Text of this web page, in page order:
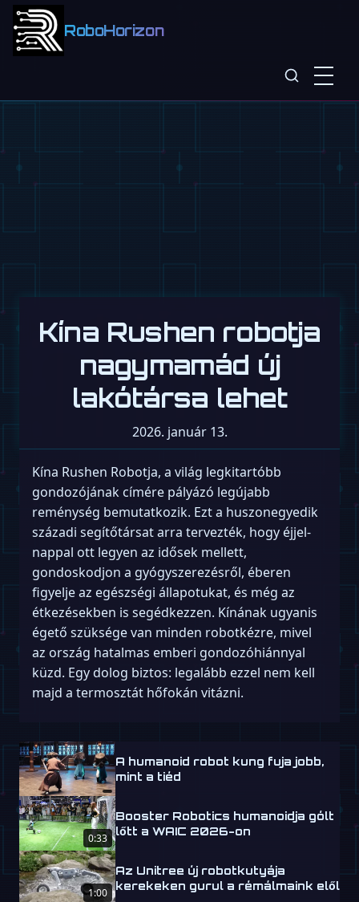
RoboHorizon
Kína Rushen robotja
nagymamád új
lakótársa lehet
2026. január 13.
Kína Rushen Robotja, a világ legkitartóbb
gondozójának címére pályázó legújabb
reménység bemutatkozik. Ezt a huszonegyedik
századi segítőtársat arra tervezték, hogy éjjel-
nappal ott legyen az idősek mellett,
gondoskodjon a gyógyszerezésről, éberen
figyelje az egészségi állapotukat, és még az
étkezésekben is segédkezzen. Kínának ugyanis
égető szüksége van minden robotkézre, mivel
az ország hatalmas emberi gondozóhiánnyal
küzd. Egy dolog biztos: legalább ezzel nem kell
majd a termosztát hőfokán vitázni.
A humanoid robot kung fuja jobb,
mint a tiéd
0:33
Booster Robotics humanoidja gólt
lőtt a WAIC 2026-on
1:00
Az Unitree új robotkutyája
kerekeken gurul a rémálmaink elől